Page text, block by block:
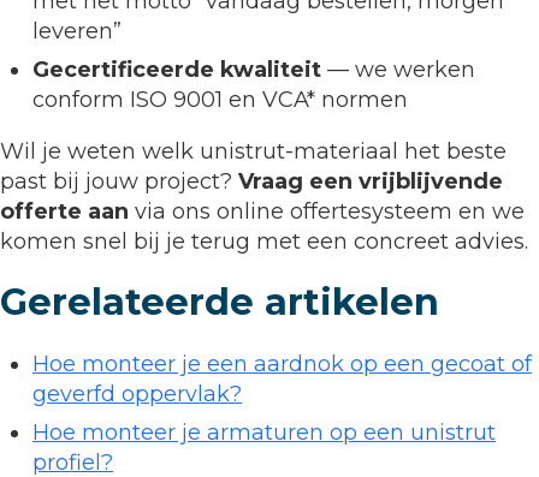
leveren”
Gecertificeerde kwaliteit — we werken
conform ISO 9001 en VCA* normen
Wil je weten welk unistrut-materiaal het beste
past bij jouw project? Vraag een vrijblijvende
offerte aan via ons online offertesysteem en we
komen snel bij je terug met een concreet advies.
Gerelateerde artikelen
Hoe monteer je een aardnok op een gecoat of
geverfd oppervlak?
Hoe monteer je armaturen op een unistrut
profiel?